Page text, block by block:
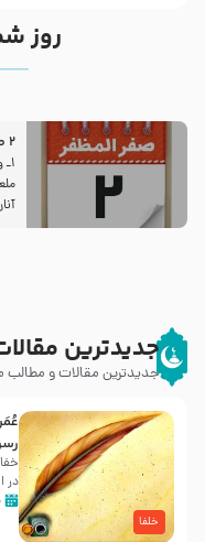
روز
2 صفرالمظفر
جدیدترین
جدیدترین مقالات و مطالب
خلفا
در